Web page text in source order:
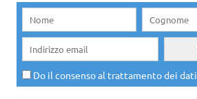
Do il consenso al trattamento dei dati